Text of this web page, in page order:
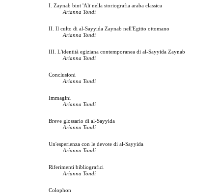
I. Zaynab bint 'Alī nella storiografia araba classica
Arianna Tondi
II. Il culto di al-Sayyida Zaynab nell'Egitto ottomano
Arianna Tondi
III. L'identità egiziana contemporanea di al-Sayyida Zaynab
Arianna Tondi
Conclusioni
Arianna Tondi
Immagini
Arianna Tondi
Breve glossario di al-Sayyida
Arianna Tondi
Un'esperienza con le devote di al-Sayyida
Arianna Tondi
Riferimenti bibliografici
Arianna Tondi
Colophon